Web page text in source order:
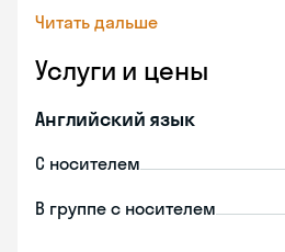
Читать дальше
Услуги и цены
Английский язык
С носителем
В группе с носителем